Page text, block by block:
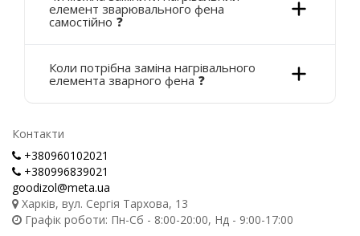
елемент зварювального фена
самостійно ❓
Коли потрібна заміна нагрівального
елемента зварного фена ❓
Контакти
+380960102021
+380996839021
goodizol@meta.ua
Харків, вул. Сергія Тархова, 13
Графік роботи: Пн-Сб - 8:00-20:00, Нд - 9:00-17:00